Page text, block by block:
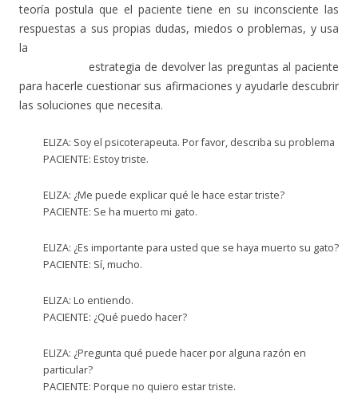
teoría postula que el paciente tiene en su inconsciente las
respuestas a sus propias dudas, miedos o problemas, y usa
la
estrategia de devolver las preguntas al paciente
para hacerle cuestionar sus afirmaciones y ayudarle descubrir
las soluciones que necesita.
ELIZA: Soy el psicoterapeuta. Por favor, describa su problema
PACIENTE: Estoy triste.
ELIZA: ¿Me puede explicar qué le hace estar triste?
PACIENTE: Se ha muerto mi gato.
ELIZA: ¿Es importante para usted que se haya muerto su gato?
PACIENTE: Sí, mucho.
ELIZA: Lo entiendo.
PACIENTE: ¿Qué puedo hacer?
ELIZA: ¿Pregunta qué puede hacer por alguna razón en
particular?
PACIENTE: Porque no quiero estar triste.